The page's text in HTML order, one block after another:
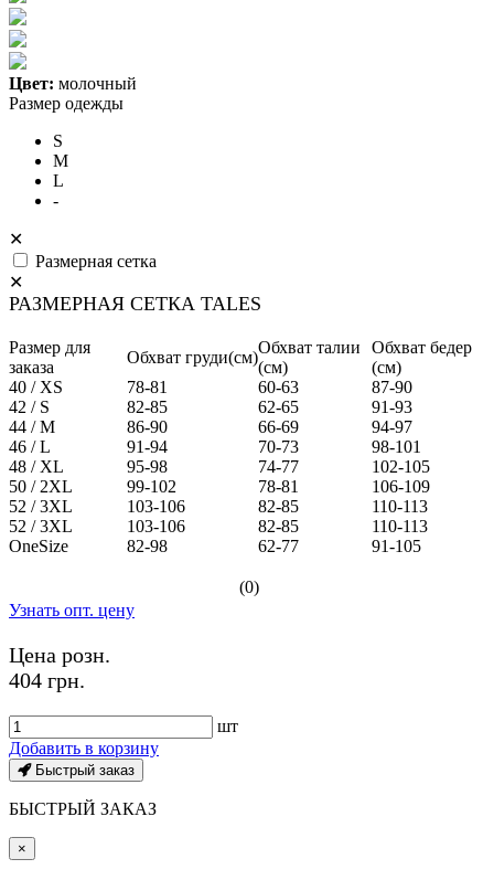
Цвет: молочный
Размер одежды
S
M
L
-
✕
Размерная сетка
✕
РАЗМЕРНАЯ СЕТКА TALES
Размер для
заказа
Обхват груди(см)
Обхват талии
(см)
Обхват бедер
(см)
40 / XS
78-81 60-63
87-90
42 / S
82-85 62-65
91-93
44 / M
86-90 66-69
94-97
46 / L
91-94 70-73
98-101
48 / XL
95-98 74-77
102-105
50 / 2XL
99-102 78-81
106-109
52 / 3XL
103-106 82-85
110-113
52 / 3XL
103-106 82-85
110-113
OneSize
82-98 62-77 91-105
(0)
Узнать опт. цену
Цена розн.
404 грн.
шт
Добавить в корзину
Быстрый заказ
БЫСТРЫЙ ЗАКАЗ
×